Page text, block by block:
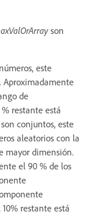
son
este
Aproximadamente
de
% restante está
conjuntos, este
aleatorios con la
mayor dimensión.
el 90 % de los
10% restante está